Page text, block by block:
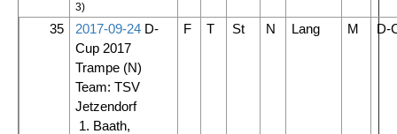
3)
35 2017-09-24 D-
Cup 2017
Trampe (N)
Team: TSV
Jetzendorf
1. Baath,
F T St N Lang M D-